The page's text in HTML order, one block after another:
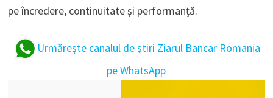
pe încredere, continuitate și performanță.
Urmărește canalul de știri Ziarul Bancar Romania
pe WhatsApp